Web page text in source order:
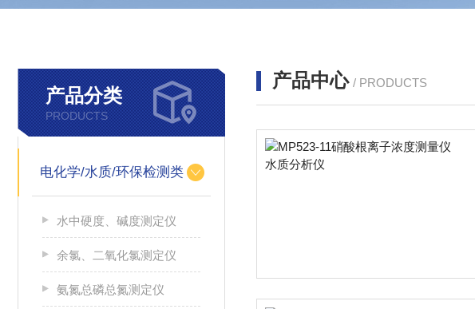
产品分类
PRODUCTS
电化学/水质/环保检测类
水中硬度、碱度测定仪
余氯、二氧化氯测定仪
氨氮总磷总氮测定仪
产品中心 / PRODUCTS